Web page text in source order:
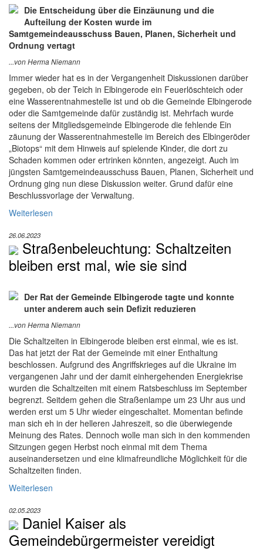
Die Entscheidung über die Einzäunung und die
Aufteilung der Kosten wurde im
Samtgemeindeausschuss Bauen, Planen, Sicherheit und
Ordnung vertagt
...von Herma Niemann
Immer wieder hat es in der Vergangenheit Diskussionen darüber
gegeben, ob der Teich in Elbingerode ein Feuerlöschteich oder
eine Wasserentnahmestelle ist und ob die Gemeinde Elbingerode
oder die Samtgemeinde dafür zuständig ist. Mehrfach wurde
seitens der Mitgliedsgemeinde Elbingerode die fehlende Ein
zäunung der Wasserentnahmestelle im Bereich des Elbingeröder
„Biotops“ mit dem Hinweis auf spielende Kinder, die dort zu
Schaden kommen oder ertrinken könnten, angezeigt. Auch im
jüngsten Samtgemeindeausschuss Bauen, Planen, Sicherheit und
Ordnung ging nun diese Diskussion weiter. Grund dafür eine
Beschlussvorlage der Verwaltung.
Weiterlesen
26.06.2023
Straßenbeleuchtung: Schaltzeiten
bleiben erst mal, wie sie sind
Der Rat der Gemeinde Elbingerode tagte und konnte
unter anderem auch sein Defizit reduzieren
...von Herma Niemann
Die Schaltzeiten in Elbingerode bleiben erst einmal, wie es ist.
Das hat jetzt der Rat der Gemeinde mit einer Enthaltung
beschlossen. Aufgrund des Angriffskrieges auf die Ukraine im
vergangenen Jahr und der damit einhergehenden Energiekrise
wurden die Schaltzeiten mit einem Ratsbeschluss im September
begrenzt. Seitdem gehen die Straßenlampe um 23 Uhr aus und
werden erst um 5 Uhr wieder eingeschaltet. Momentan befinde
man sich eh in der helleren Jahreszeit, so die überwiegende
Meinung des Rates. Dennoch wolle man sich in den kommenden
Sitzungen gegen Herbst noch einmal mit dem Thema
auseinandersetzen und eine klimafreundliche Möglichkeit für die
Schaltzeiten finden.
Weiterlesen
02.05.2023
Daniel Kaiser als
Gemeindebürgermeister vereidigt